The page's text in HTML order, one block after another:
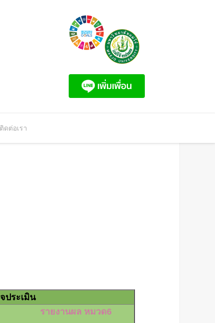
ติดต่อเรา
ประเมิน
ง รายงานผล หมวด6